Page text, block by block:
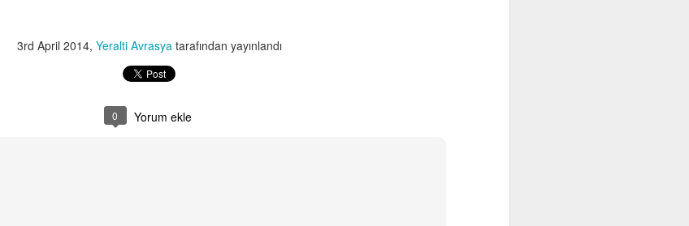
3rd April 2014, Yeralti Avrasya tarafından yayınlandı
0 Yorum ekle